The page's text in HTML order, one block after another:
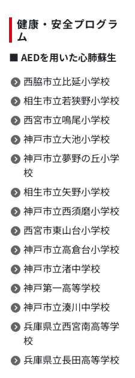
健康・安全プログラ
ム
■ AEDを用いた心肺蘇生
西脇市立比延小学校
相生市立若狭野小学校
西宮市立鳴尾小学校
神戸市立大池小学校
神戸市立夢野の丘小学
校
相生市立矢野小学校
神戸市立西須磨小学校
西宮市東山台小学校
神戸市立高倉台小学校
神戸市立渚中学校
神戸第一高等学校
神戸市立湊川中学校
兵庫県立西宮南高等学
校
兵庫県立長田高等学校